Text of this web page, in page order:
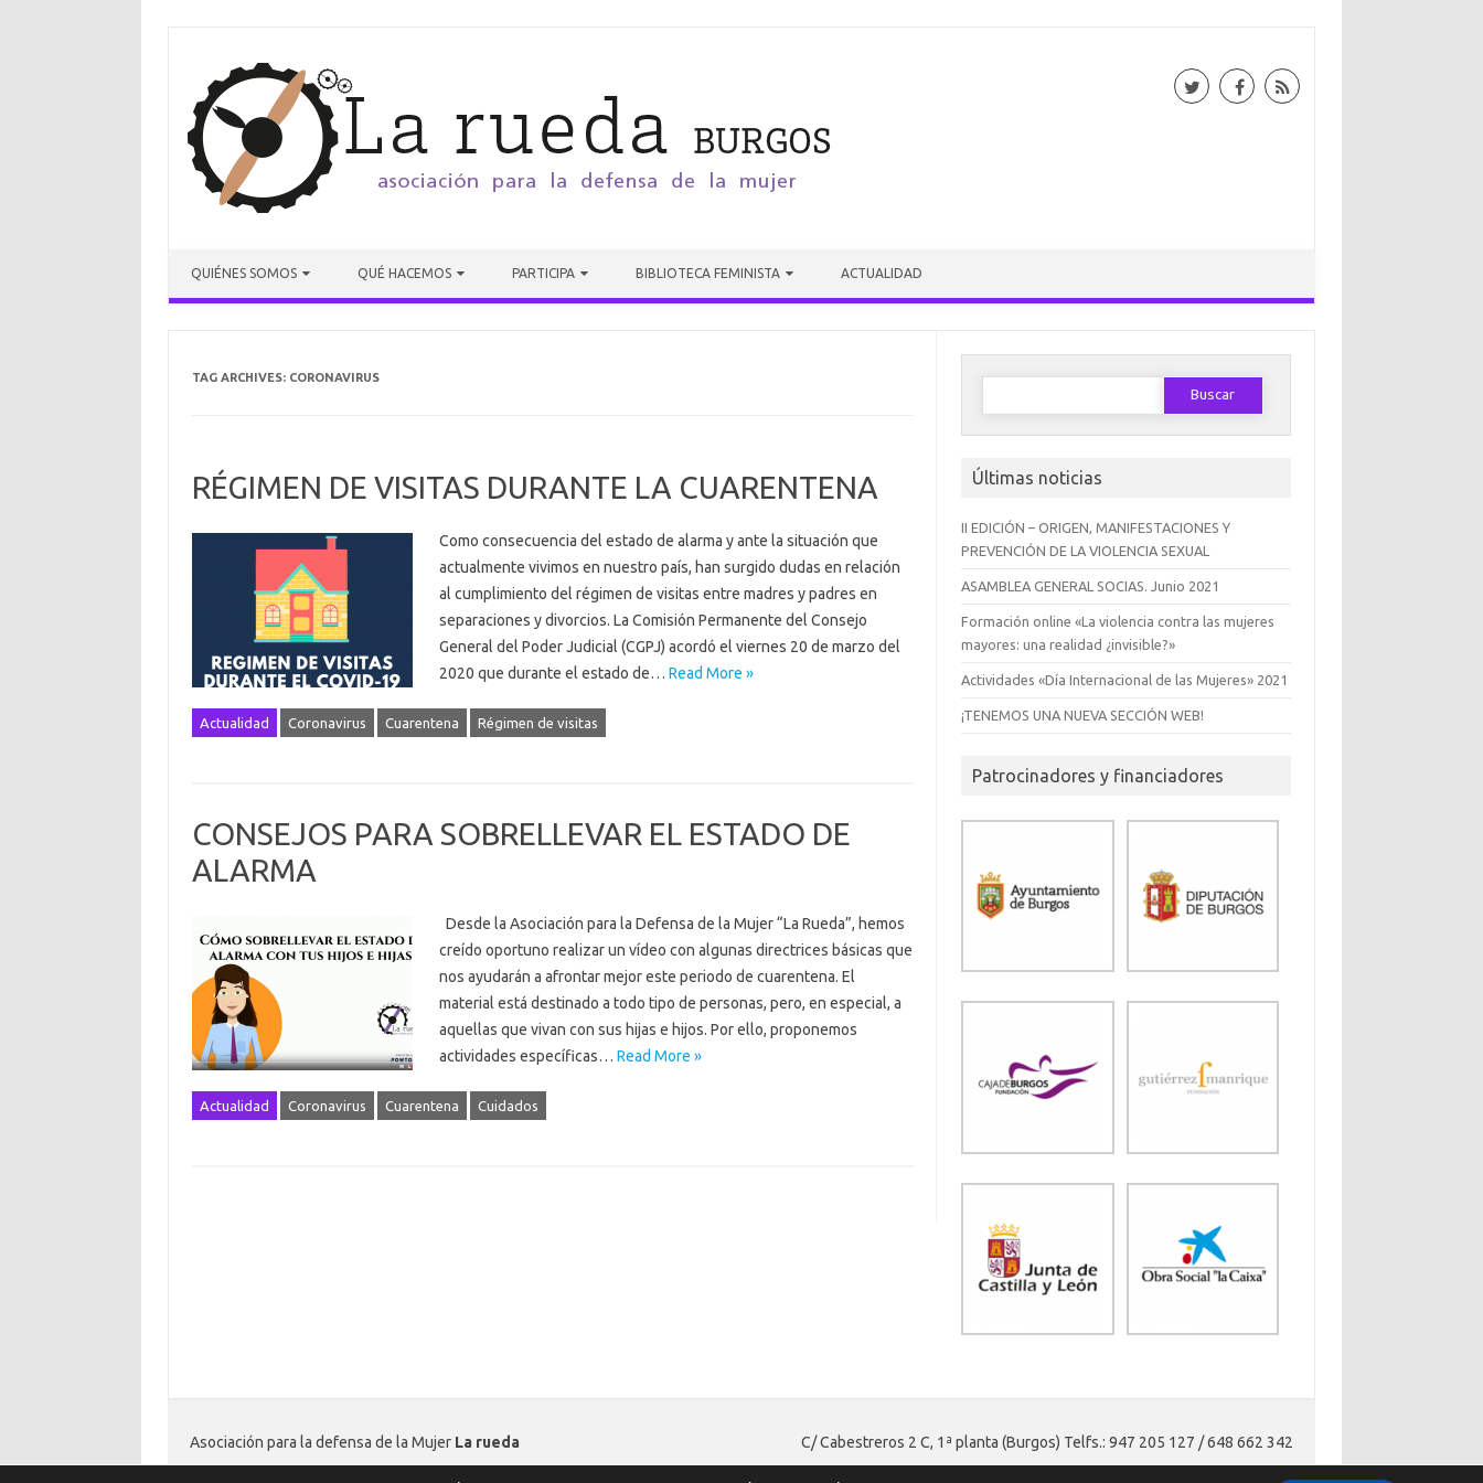
QUIÉNES SOMOS QUÉ HACEMOS PARTICIPA BIBLIOTECA FEMINISTA ACTUALIDAD
TAG ARCHIVES: CORONAVIRUS
RÉGIMEN DE VISITAS DURANTE LA CUARENTENA
Como consecuencia del estado de alarma y ante la situación que
actualmente vivimos en nuestro país, han surgido dudas en relación
al cumplimiento del régimen de visitas entre madres y padres en
separaciones y divorcios. La Comisión Permanente del Consejo
General del Poder Judicial (CGPJ) acordó el viernes 20 de marzo del
2020 que durante el estado de… Read More »
Actualidad Coronavirus Cuarentena Régimen de visitas
CONSEJOS PARA SOBRELLEVAR EL ESTADO DE
ALARMA
Desde la Asociación para la Defensa de la Mujer “La Rueda”, hemos
creído oportuno realizar un vídeo con algunas directrices básicas que
nos ayudarán a afrontar mejor este periodo de cuarentena. El
material está destinado a todo tipo de personas, pero, en especial, a
aquellas que vivan con sus hijas e hijos. Por ello, proponemos
actividades específicas… Read More »
Actualidad Coronavirus Cuarentena Cuidados
Buscar:
Últimas noticias
II EDICIÓN – ORIGEN, MANIFESTACIONES Y
PREVENCIÓN DE LA VIOLENCIA SEXUAL
ASAMBLEA GENERAL SOCIAS. Junio 2021
Formación online «La violencia contra las mujeres
mayores: una realidad ¿invisible?»
Actividades «Día Internacional de las Mujeres» 2021
¡TENEMOS UNA NUEVA SECCIÓN WEB!
Patrocinadores y financiadores
Asociación para la defensa de la Mujer La rueda C/ Cabestreros 2 C, 1ª planta (Burgos) Telfs.: 947 205 127 / 648 662 342